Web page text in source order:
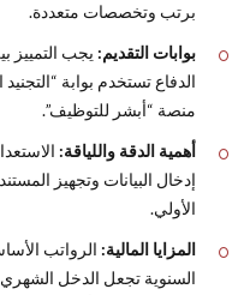
برتب وتخصصات متعددة.
بوابات التقديم: يجب التمييز
الدفاع تستخدم بوابة
منصة “أبشر للتوظيف”.
أهمية الدقة واللياقة:
إدخال البيانات وتجهيز
الأولي.
المزايا المالية: الرواتب
السنوية تجعل الدخل